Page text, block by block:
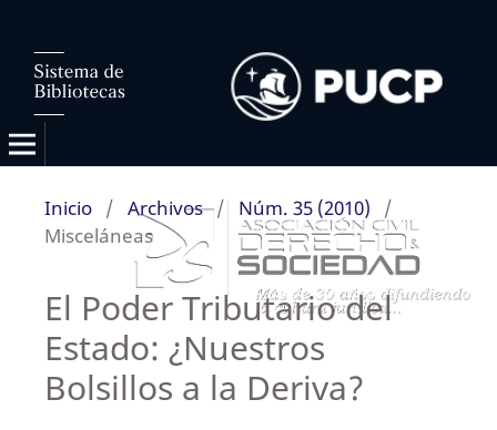
Inicio / Archivos / Núm. 35 (2010)
/
Misceláneas
El Poder Tributario del
Estado: ¿Nuestros
Bolsillos a la Deriva?